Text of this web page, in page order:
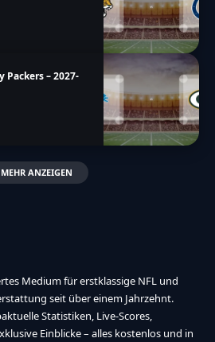
Packers – 2027-
MEHR ANZEIGEN
Medium für erstklassige NFL und
seit über einem Jahrzehnt.
Statistiken, Live-Scores,
Einblicke – alles kostenlos und in